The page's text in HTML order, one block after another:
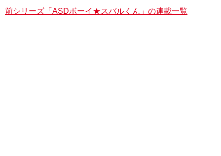
前シリーズ「ASDボーイ★スバルくん」の連載一覧